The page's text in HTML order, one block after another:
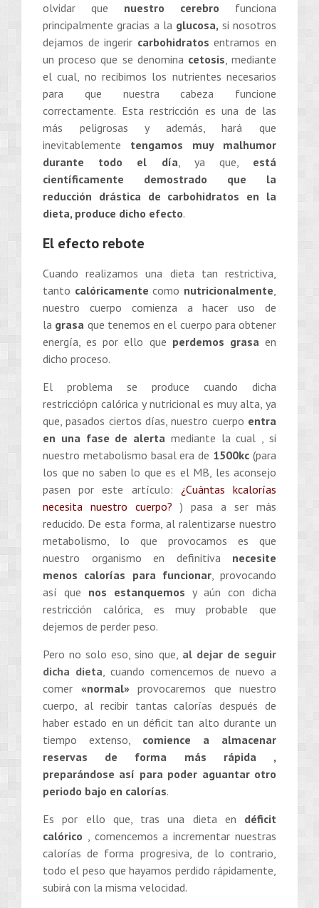
olvidar que nuestro cerebro funciona
principalmente gracias a la glucosa, si nosotros
dejamos de ingerir carbohidratos entramos en
un proceso que se denomina cetosis, mediante
el cual, no recibimos los nutrientes necesarios
para que nuestra cabeza funcione
correctamente. Esta restricción es una de las
más peligrosas y además, hará que
inevitablemente tengamos muy malhumor
durante todo el día, ya que, está
científicamente demostrado que la
reducción drástica de carbohidratos en la
dieta, produce dicho efecto.
El efecto rebote
Cuando realizamos una dieta tan restrictiva,
tanto calóricamentecomo nutricionalmente,
nuestro cuerpo comienza a hacer uso de
la grasa que tenemos en el cuerpo para obtener
energía, es por ello que perdemos grasaen
dicho proceso.
El problema se produce cuando dicha
restricciópn calórica y nutricional es muy alta, ya
que, pasados ciertos días, nuestro cuerpo entra
en una fase de alerta mediante la cual , si
nuestro metabolismo basal era de 1500kc(para
los que no saben lo que es el MB, les aconsejo
pasen por este artículo: ¿Cuántas kcalorías
necesita nuestro cuerpo? ) pasa a ser más
reducido. De esta forma, al ralentizarse nuestro
metabolismo, lo que provocamos es que
nuestro organismo en definitiva necesite
menos calorías para funcionar, provocando
así que nos estanquemos y aún con dicha
restricción calórica, es muy probable que
dejemos de perder peso.
Pero no solo eso, sino que, al dejar de seguir
dicha dieta, cuando comencemos de nuevo a
comer «normal» provocaremos que nuestro
cuerpo, al recibir tantas calorías después de
haber estado en un déficit tan alto durante un
tiempo extenso, comience a almacenar
reservas de forma más rápida
,
preparándose así para poder aguantar otro
periodo bajo en calorías.
Es por ello que, tras una dieta en déficit
calórico , comencemos a incrementar nuestras
calorías de forma progresiva, de lo contrario,
todo el peso que hayamos perdido rápidamente,
subirá con la misma velocidad.